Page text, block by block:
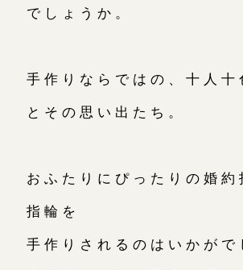
でしょうか。
手作りならではの、十人十
とその思い出たち。
おふたりにぴったりの婚約
指輪を
手作りされるのはいかがで